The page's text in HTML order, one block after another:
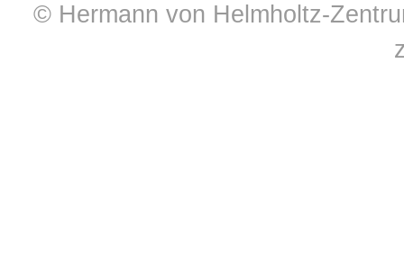
© Hermann von Helmholtz-